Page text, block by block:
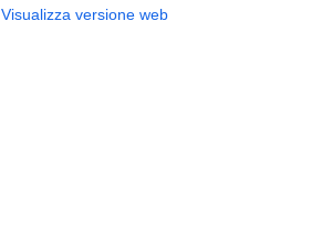
Visualizza versione web